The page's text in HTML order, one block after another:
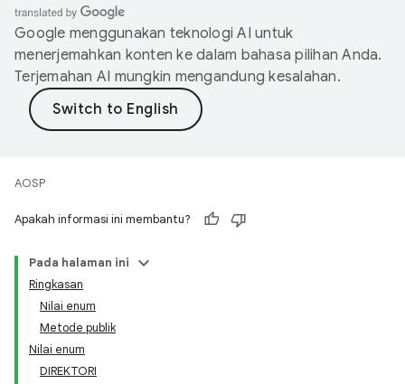
Google menggunakan teknologi AI untuk
menerjemahkan konten ke dalam bahasa pilihan Anda.
Terjemahan AI mungkin mengandung kesalahan.
AOSP
Apakah informasi ini membantu?
Pada halaman ini
Ringkasan
Nilai enum
Metode publik
Nilai enum
DIREKTORI